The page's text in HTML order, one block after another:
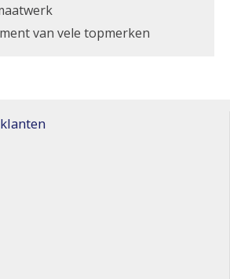
van vele topmerken